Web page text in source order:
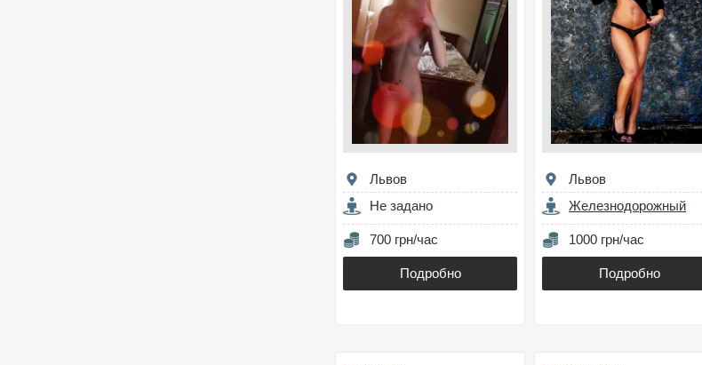
Львов
Не задано
700 грн/час
Подробно
Львов
Железнодорожный
1000 грн/час
Подробно